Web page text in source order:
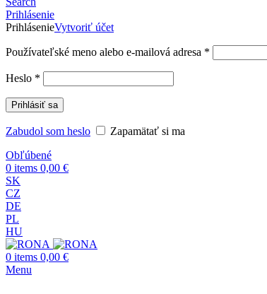
Prihlásenie
PrihlásenieVytvoriť účet
Používateľské meno alebo e-mailová adresa *
Heslo *
Prihlásiť sa
Zabudol som heslo
Zapamätať si ma
Obľúbené
0 items 0,00 €
SK
CZ
DE
PL
HU
0 items 0,00 €
Menu